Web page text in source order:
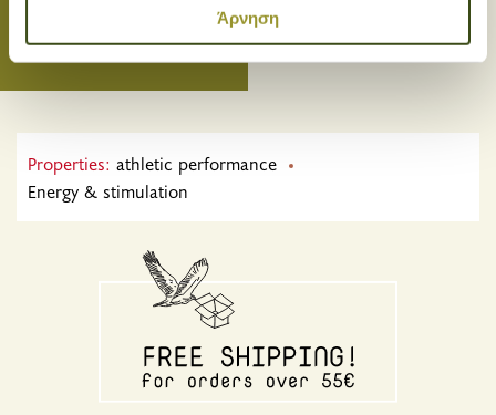
κοινωνικών μέσων και την ανάλυση της
επισκεψιμότητάς μας. Επιπλέον, μοιραζόμαστε
πληροφορίες που αφορούν τον τρόπο που
χρησιμοποιείτε τον ιστότοπό μας με συνεργάτες
πληροφορίες που τους έχετε παραχωρήσει ή τις οποίες
έχουν συλλέξει σε σχέση με την από μέρους σας χρήση
των υπηρεσιών τους.
Άρνηση
Properties: athletic performance
Energy & stimulation